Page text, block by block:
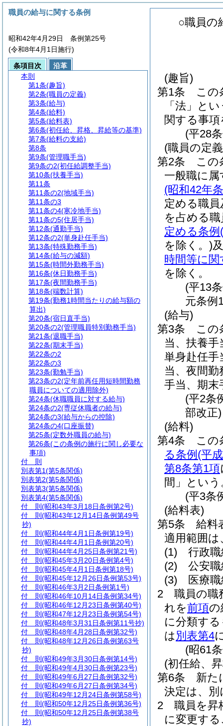
○職員の
(趣旨)
第1条
この
「法」と
関する事
(平28
(職員の定
第2条
この
一般職に
(昭和42年
定める職
を占める職
定める条例
を除く。)
時間等に
を除く。
(平13
元条例
(給与)
第3条
この
当、扶養
単身赴任手
当、夜間
手当、期末
(平2条
部改正)
(給料)
第4条
この
る条例 (平
第8条第1項
間」という
(平3条
(給料表)
第5条
給料
適用範囲
(1)
行政
(2)
公安
(3)
医療
2
職員の職
れを前項の
に分類す
は 別表第4
(昭61
(初任給、
第6条
新た
決定は、
2
職員を昇
に変更す
職員の給与に関する条例
昭和42年4月29日 条例第25号
(令和8年4月1日施行)
条項目次
沿革
本則
第1条(趣旨)
第2条(職員の定義)
第3条(給与)
第4条(給料)
第5条(給料表)
第6条(初任給、昇格、昇給等の基準)
第7条(給料の支給)
第8条
第9条(管理職手当)
第9条の2(初任給調整手当)
第10条(扶養手当)
第11条
第11条の2(地域手当)
第11条の3
第11条の4(寒冷地手当)
第11条の5(住居手当)
第12条(通勤手当)
第12条の2(単身赴任手当)
第13条(特殊勤務手当)
第14条(給与の減額)
第15条(時間外勤務手当)
第16条(休日勤務手当)
第17条(夜間勤務手当)
第18条(端数計算)
第19条(勤務1時間当たりの給与額の
算出)
第20条(宿日直手当)
第20条の2(管理職員特別勤務手当)
第21条(退職手当)
第22条(期末手当)
第22条の2
第22条の3
第23条(勤勉手当)
第23条の2(定年前再任用短時間勤務
職員についての適用除外)
第24条(休職職員に対する給与)
第24条の2(専従休職者の給与)
第24条の3(給与からの控除)
第24条の4(口座振替)
第25条(定数外職員の給与)
第26条(この条例の施行に関し必要な
事項)
付 則
別表第1(第5条関係)
別表第2(第5条関係)
別表第3(第5条関係)
別表第4(第5条関係)
付 則 (昭和43年3月18日条例第2号)
付 則 (昭和43年12月14日条例第49号
抄)
付 則 (昭和44年4月1日条例第19号)
付 則 (昭和44年4月1日条例第20号)
付 則 (昭和44年4月25日条例第21号)
付 則 (昭和45年3月20日条例第4号)
付 則 (昭和45年4月1日条例第18号)
付 則 (昭和45年12月26日条例第53号)
付 則 (昭和46年3月2日条例第1号)
付 則 (昭和46年10月14日条例第34号)
付 則 (昭和46年12月23日条例第40号)
付 則 (昭和47年12月23日条例第54号)
付 則 (昭和48年3月31日条例第11号抄)
付 則 (昭和48年4月28日条例第32号)
付 則 (昭和48年12月26日条例第63号
抄)
付 則 (昭和49年3月30日条例第14号)
付 則 (昭和49年4月30日条例第23号)
付 則 (昭和49年6月27日条例第32号)
付 則 (昭和49年6月27日条例第34号)
付 則 (昭和49年12月24日条例第58号)
付 則 (昭和50年12月25日条例第36号)
付 則 (昭和50年12月25日条例第38号
抄)